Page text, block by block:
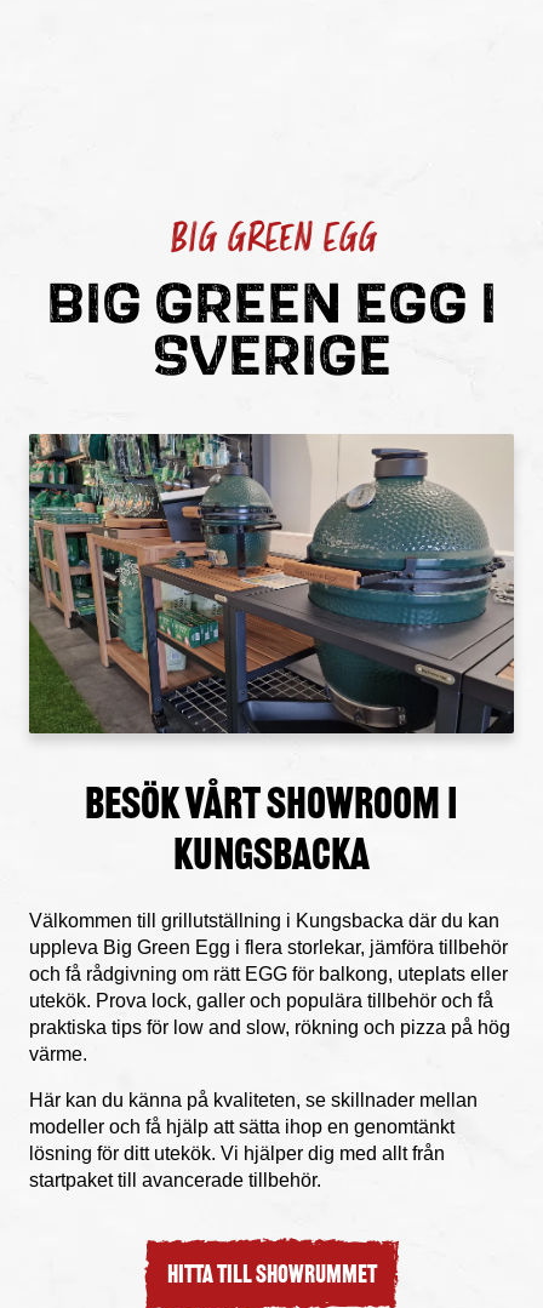
BIG GREEN EGG
BIG GREEN EGG I
SVERIGE
Besök vårt showroom i
Kungsbacka
Välkommen till grillutställning i Kungsbacka där du kan
uppleva Big Green Egg i flera storlekar, jämföra tillbehör
och få rådgivning om rätt EGG för balkong, uteplats eller
utekök. Prova lock, galler och populära tillbehör och få
praktiska tips för low and slow, rökning och pizza på hög
värme.
Här kan du känna på kvaliteten, se skillnader mellan
modeller och få hjälp att sätta ihop en genomtänkt
lösning för ditt utekök. Vi hjälper dig med allt från
startpaket till avancerade tillbehör.
HITTA TILL SHOWRUMMET